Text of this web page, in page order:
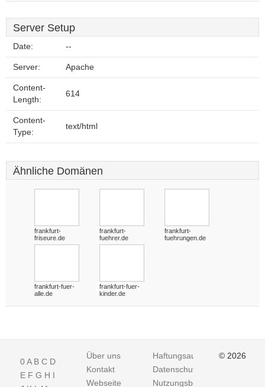
Server Setup
Date: --
Server: Apache
Content-
Length:
614
Content-
Type:
text/html
Ähnliche Domänen
frankfurt-
friseure.de
frankfurt-
fuehrer.de
frankfurt-
fuehrungen.de
frankfurt-fuer-
alle.de
frankfurt-fuer-
kinder.de
0A B C D
E F G H I
Über uns
Kontakt
Webseite
Haftungsausschluss
Datenschutz
Nutzungsbedingungen
© 2026